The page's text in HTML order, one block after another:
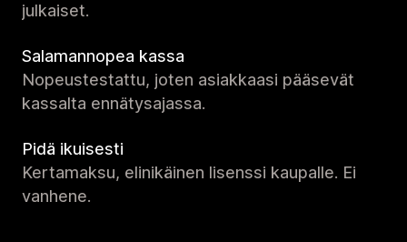
julkaiset.
Salamannopea kassa
Nopeustestattu, joten asiakkaasi pääsevät
kassalta ennätysajassa.
Pidä ikuisesti
Kertamaksu, elinikäinen lisenssi kaupalle. Ei
vanhene.